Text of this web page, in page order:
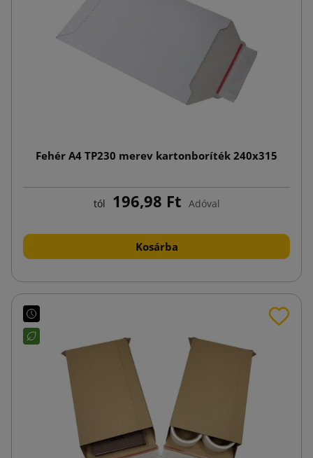
Fehér A4 TP230 merev kartonboríték 240x315
tól 196,98 Ft Adóval
Kosárba